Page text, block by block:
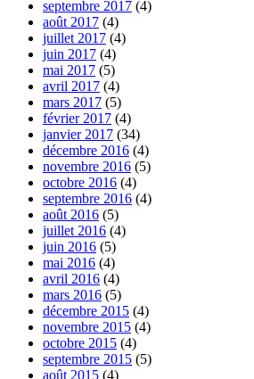
septembre 2017 (4)
août 2017 (4)
juillet 2017 (4)
juin 2017 (4)
mai 2017 (5)
avril 2017 (4)
mars 2017 (5)
février 2017 (4)
janvier 2017 (34)
décembre 2016 (4)
novembre 2016 (5)
octobre 2016 (4)
septembre 2016 (4)
août 2016 (5)
juillet 2016 (4)
juin 2016 (5)
mai 2016 (4)
avril 2016 (4)
mars 2016 (5)
décembre 2015 (4)
novembre 2015 (4)
octobre 2015 (4)
septembre 2015 (5)
août 2015 (4)